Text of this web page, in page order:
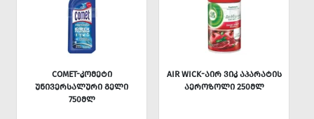
COMET-ᲙᲝᲛᲔᲢᲘ
ᲣᲜᲘᲕᲔᲠᲡᲐᲚᲣᲠᲘ ᲒᲔᲚᲘ
750ᲛᲚ
AIR WICK-ᲐᲘᲠ ᲕᲘᲙ ᲐᲞᲐᲠᲐᲢᲘᲡ
ᲐᲔᲠᲝᲖᲝᲚᲘ 250ᲛᲚ